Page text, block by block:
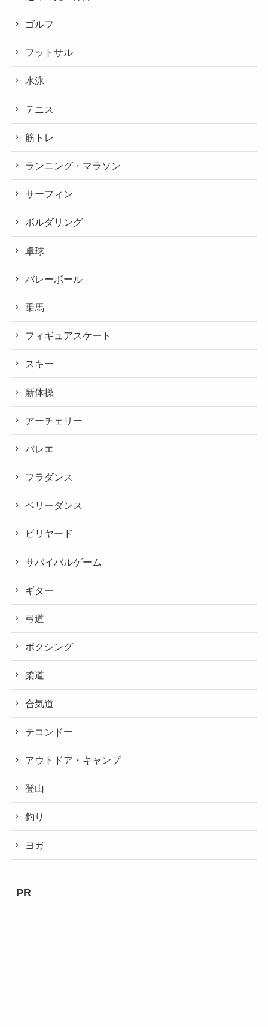
ゴルフ
フットサル
水泳
テニス
筋トレ
ランニング・マラソン
サーフィン
ボルダリング
卓球
バレーボール
乗馬
フィギュアスケート
スキー
新体操
アーチェリー
バレエ
フラダンス
ベリーダンス
ビリヤード
サバイバルゲーム
ギター
弓道
ボクシング
柔道
合気道
テコンドー
アウトドア・キャンプ
登山
釣り
ヨガ
PR